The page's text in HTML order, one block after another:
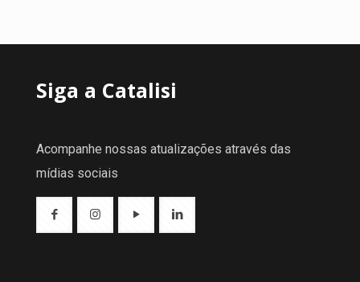
Siga a Catalisi
Acompanhe nossas atualizações através das
mídias sociais